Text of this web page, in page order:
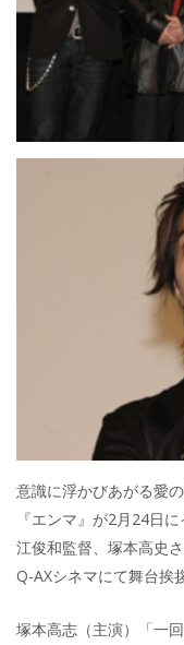
意識に浮かびあがる愛
『エンマ』が2月24日
江俊和監督、塚本高史
Q-AXシネマにて舞台挨
塚本高志（主演）「一